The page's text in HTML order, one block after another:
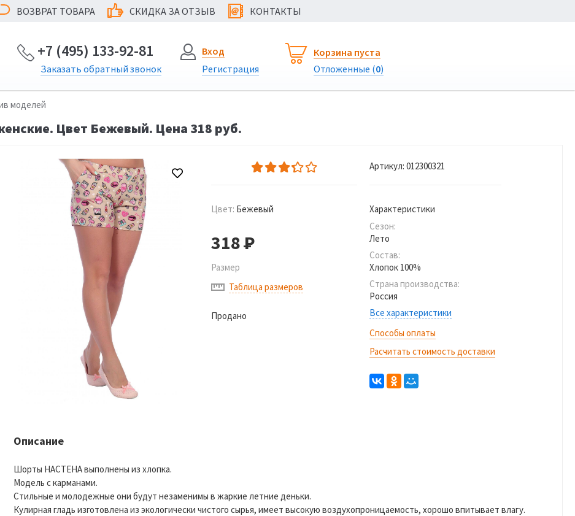
ВОЗВРАТ ТОВАРА СКИДКА ЗА ОТЗЫВ @ КОНТАКТЫ
+7 (495) 133-92-81
Заказать обратный звонок
Вход
Регистрация
Корзина пуста
Отложенные (0)
моделей
Цвет Бежевый. Цена 318 руб.
Цвет: Бежевый
318Р
Размер
Таблица размеров
Продано
Артикул: 012300321
Характеристики
Сезон:
Лето
Состав:
Хлопок 100%
Страна производства:
Россия
Все характеристики
Способы оплаты
Расчитать стоимость доставки
Описание
Шорты НАСТЕНА выполнены из хлопка.
Модель с карманами.
Стильные и молодежные они будут незаменимы в жаркие летние деньки.
Кулирная гладь изготовлена из экологически чистого сырья, имеет высокую воздухопроницаемость, хорошо впитывает влагу.